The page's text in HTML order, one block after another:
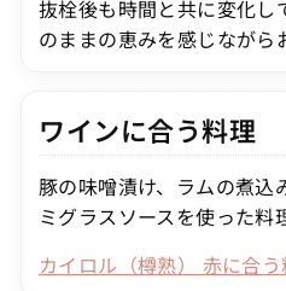
抜栓後も時間と共に変化し
のままの恵みを感じながら
ワインに合う料理
豚の味噌漬け、ラムの煮込
ミグラスソースを使った料
カイロル（樽熟） 赤に合